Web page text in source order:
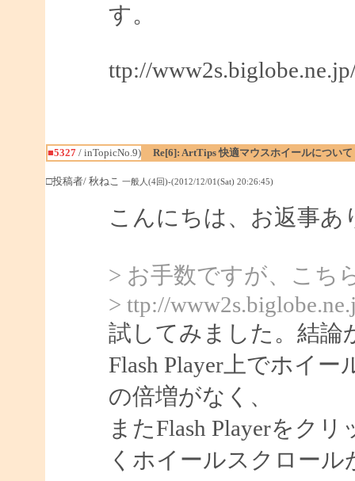
す。
ttp://
■5327/ inTopicNo.9) Re[6]: ArtTips 快適マウスホイールについて
□投稿者/ 秋ねこ 一般人(4回)-(2012/12/01(Sat) 20:26:45)
こんにちは、お返事
> お手数ですが、こち
> ttp://
試してみました。結論
Flash Player上でホイ
の倍増がなく、
またFlash Playerをク
くホイールスクロー